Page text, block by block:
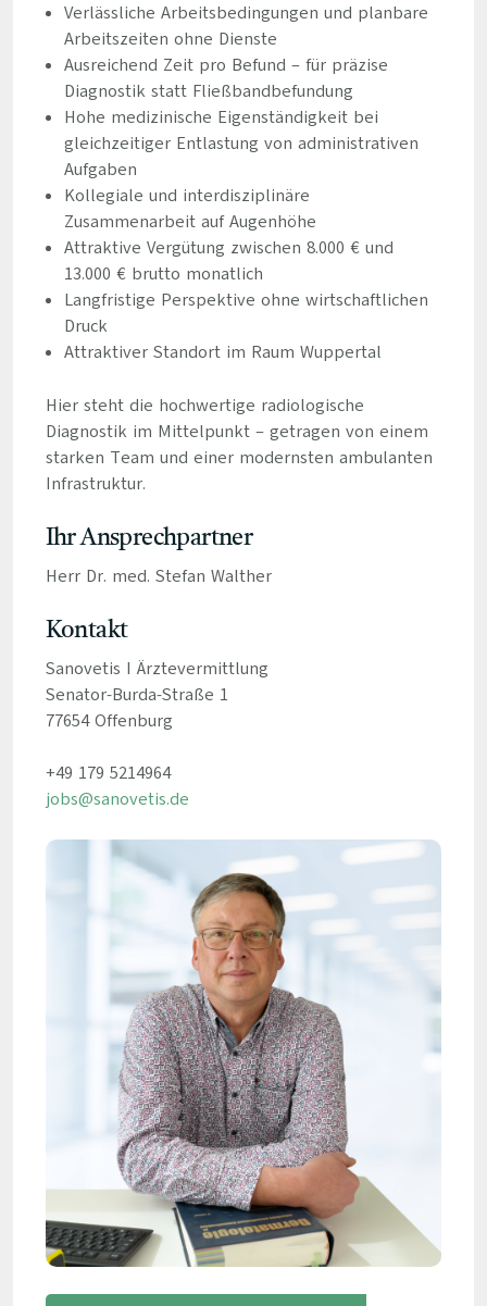
Verlässliche Arbeitsbedingungen und planbare
Arbeitszeiten ohne Dienste
Ausreichend Zeit pro Befund – für präzise
Diagnostik statt Fließbandbefundung
Hohe medizinische Eigenständigkeit bei
gleichzeitiger Entlastung von administrativen
Aufgaben
Kollegiale und interdisziplinäre
Zusammenarbeit auf Augenhöhe
Attraktive Vergütung zwischen 8.000 € und
13.000 € brutto monatlich
Langfristige Perspektive ohne wirtschaftlichen
Druck
Attraktiver Standort im Raum Wuppertal
Hier steht die hochwertige radiologische
Diagnostik im Mittelpunkt – getragen von einem
starken Team und einer modernsten ambulanten
Infrastruktur.
Ihr Ansprechpartner
Herr Dr. med. Stefan Walther
Kontakt
Sanovetis I Ärztevermittlung
Senator-Burda-Straße 1
77654 Offenburg
+49 179 5214964
jobs@sanovetis.de